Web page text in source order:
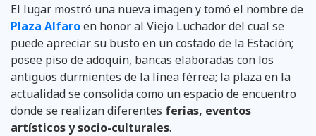
El lugar mostró una nueva imagen y tomó el nombre de
Plaza Alfaroen honor al Viejo Luchador del cual se
puede apreciar su busto en un costado de la Estación;
posee piso de adoquín, bancas elaboradas con los
antiguos durmientes de la línea férrea; la plaza en la
actualidad se consolida como un espacio de encuentro
donde se realizan diferentes ferias, eventos
artísticos y socio-culturales.